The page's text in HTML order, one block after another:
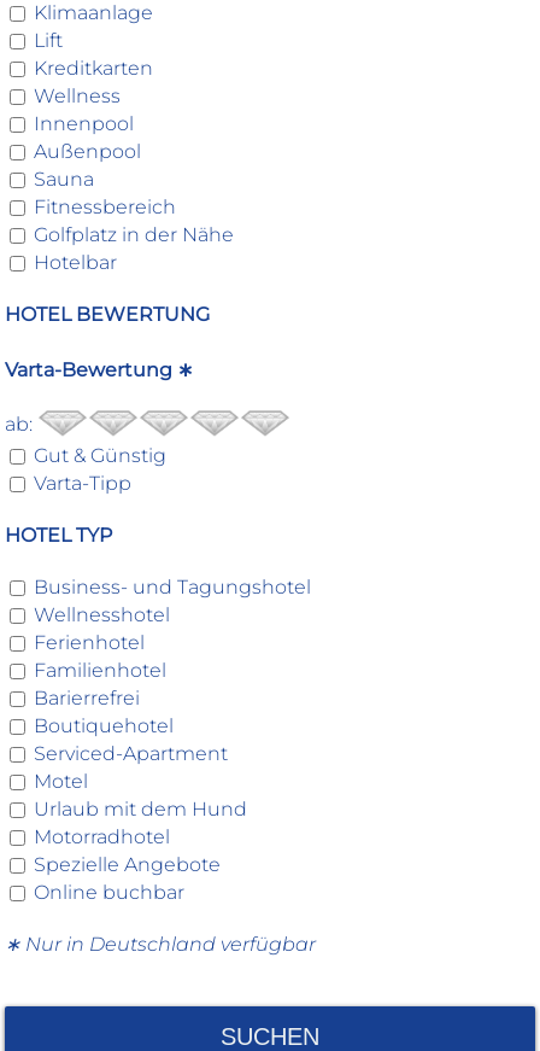
Klimaanlage
Lift
Kreditkarten
Wellness
Innenpool
Außenpool
Sauna
Fitnessbereich
Golfplatz in der Nähe
Hotelbar
HOTEL BEWERTUNG
Varta-Bewertung ∗
ab:
Gut & Günstig
Varta-Tipp
HOTEL TYP
Business- und Tagungshotel
Wellnesshotel
Ferienhotel
Familienhotel
Barierrefrei
Boutiquehotel
Serviced-Apartment
Motel
Urlaub mit dem Hund
Motorradhotel
Spezielle Angebote
Online buchbar
∗ Nur in Deutschland verfügbar
SUCHEN